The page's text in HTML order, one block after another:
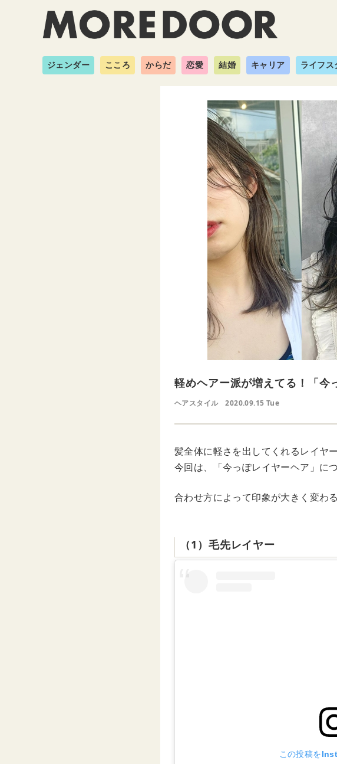
ジェンダー こころ からだ 恋愛 結婚 キャリア ライフス
軽めヘアー派が増えてる！「今
ヘアスタイル 2020.09.15 Tue
髪全体に軽さを出してくれるレイヤ
今回は、「今っぽレイヤーヘア」に
合わせ方によって印象が大きく変わ
（1）毛先レイヤー
この投稿を